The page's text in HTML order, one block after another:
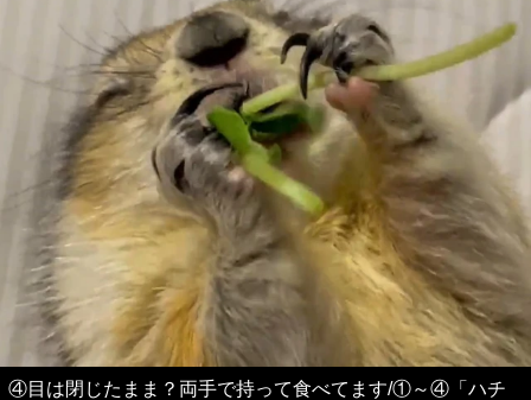
④目は閉じたまま？両手で持って食べてます/①～④「ハチ